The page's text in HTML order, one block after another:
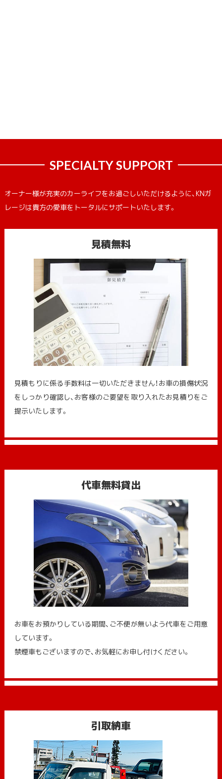
SPECIALTY SUPPORT
オーナー様が充実のカーライフをお過ごしいただけるように、KNガ
レージは貴方の愛車をトータルにサポートいたします。
見積無料
見積もりに係る手数料は一切いただきません！お車の損傷状況
をしっかり確認し、お客様のご要望を取り入れたお見積りをご
提示いたします。
代車無料貸出
お車をお預かりしている期間、ご不便が無いよう代車をご用意
しています。
禁煙車もございますので、お気軽にお申し付けください。
引取納車